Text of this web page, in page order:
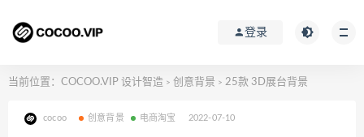
登录
当前位置： COCOO.VIP 设计智造 > 创意背景 > 25款 3D展台背景
cocoo 创意背景 电商淘宝 2022-07-10